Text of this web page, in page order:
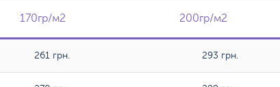
170гр/м2 200гр/м2
170гр/м2 200гр/м2
261 грн. 293 грн.